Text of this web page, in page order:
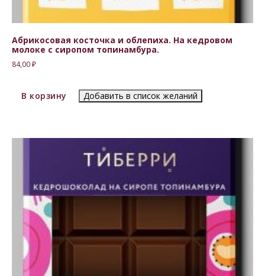
Абрикосовая косточка и облепиха. На кедровом
молоке с сиропом топинамбура.
84,00₽
В корзину Добавить в список желаний